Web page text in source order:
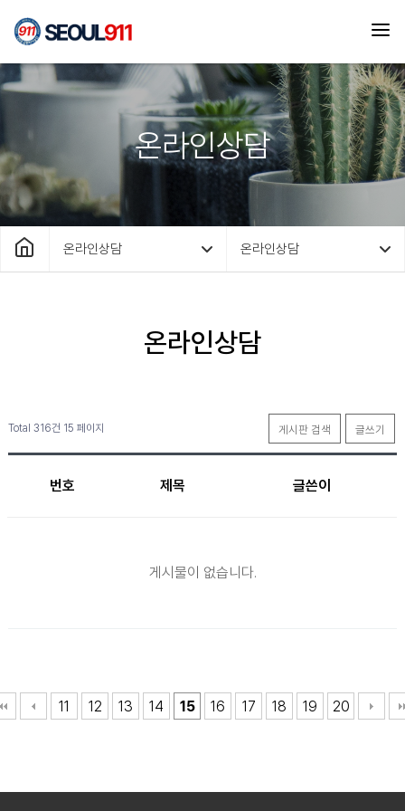
온라인상담
온라인상담 온라인상담
온라인상담
Total 316건 15 페이지 게시판 검색 글쓰기
번호 제목 글쓴이
게시물이 없습니다.
11 12 13 14 15 16 17 18 19 20